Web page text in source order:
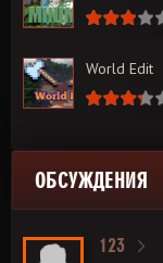
World Edit
ОБСУЖДЕНИЯ
123